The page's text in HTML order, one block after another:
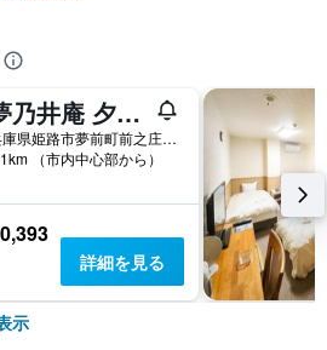
夢乃井庵 夕やけこやけ
兵庫県姫路市夢前町前之庄187
（市内中心部から）
詳細を見る
示